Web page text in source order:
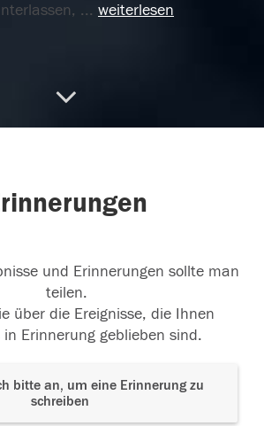
... weiterlesen
Engel dich geleiten, die
und Erinnerungen sollte man
teilen.
über die Ereignisse, die Ihnen
in Erinnerung geblieben sind.
bitte an, um eine Erinnerung zu
schreiben